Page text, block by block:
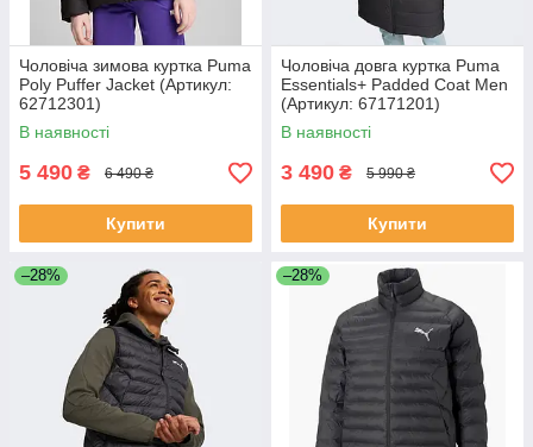
Чоловіча зимова куртка Puma
Poly Puffer Jacket (Артикул:
62712301)
В наявності
5 490 ₴ 6 490 ₴
Купити
Чоловіча довга куртка Puma
Essentials+ Padded Coat Men
(Артикул: 67171201)
В наявності
3 490 ₴ 5 990 ₴
Купити
–28% –28%